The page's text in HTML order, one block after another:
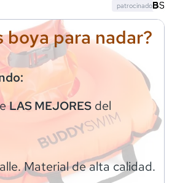
boya para nadar?
LAS MEJORES del
Material de alta calidad.
patrocinado